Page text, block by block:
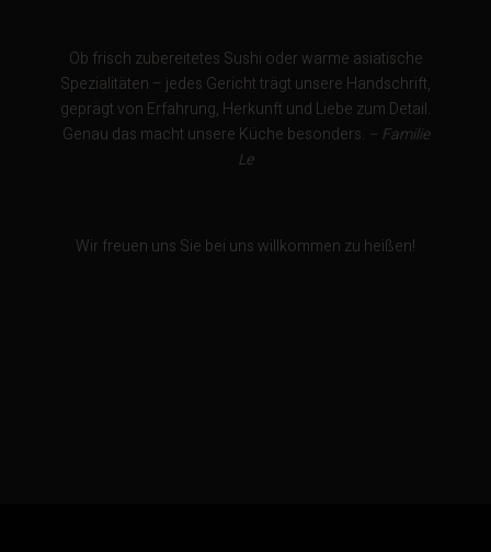
Ob frisch zubereitetes Sushi oder warme asiatische
Spezialitäten – jedes Gericht trägt unsere Handschrift,
geprägt von Erfahrung, Herkunft und Liebe zum Detail.
Genau das macht unsere Küche besonders.
– Familie
Le
Wir freuen uns Sie bei uns willkommen zu heißen!